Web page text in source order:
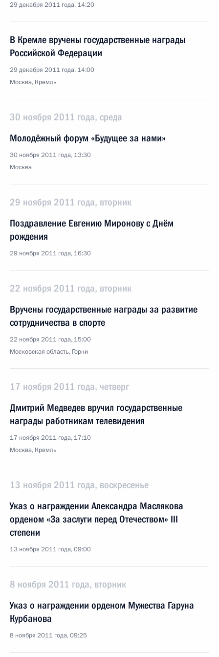
29 декабря 2011 года, 14:20
В Кремле вручены государственные награды
Российской Федерации
29 декабря 2011 года, 14:00
Москва, Кремль
30 ноября 2011 года, среда
Молодёжный форум «Будущее за нами»
30 ноября 2011 года, 13:30
Москва
29 ноября 2011 года, вторник
Поздравление Евгению Миронову с Днём
рождения
29 ноября 2011 года, 16:30
22 ноября 2011 года, вторник
Вручены государственные награды за развитие
сотрудничества в спорте
22 ноября 2011 года, 15:00
Московская область, Горки
17 ноября 2011 года, четверг
Дмитрий Медведев вручил государственные
награды работникам телевидения
17 ноября 2011 года, 17:10
Москва, Кремль
13 ноября 2011 года, воскресенье
Указ о награждении Александра Маслякова
орденом «За заслуги перед Отечеством» III
степени
13 ноября 2011 года, 09:00
8 ноября 2011 года, вторник
Указ о награждении орденом Мужества Гаруна
Курбанова
8 ноября 2011 года, 09:25